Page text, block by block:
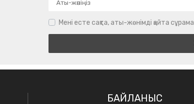
Мені есте сақта, аты-жөнімді қайта сұрама
БАЙЛАНЫС